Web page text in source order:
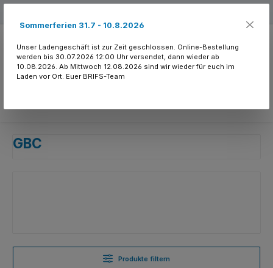
GBC
Produkte filtern
Sommerferien 31.7 - 10.8.2026
Unser Ladengeschäft ist zur Zeit geschlossen. Online-Bestellung
werden bis 30.07.2026 12:00 Uhr versendet, dann wieder ab
10.08.2026. Ab Mittwoch 12.08.2026 sind wir wieder für euch im
Laden vor Ort. Euer BRIFS-Team